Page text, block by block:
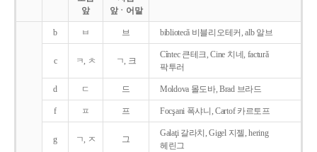
앞
앞ㆍ어말
b ㅂ 브 bibliotecǎ 비블리오테커, alb 알브
c ㅋ, ㅊ ㄱ, 크
Cîntec 큰테크, Cine 치네, facturǎ
팍투러
d ㄷ 드 Moldova 몰도바, Brad 브라드
f ㅍ 프 Focşani 폭샤니, Cartof 카르토프
g ㄱ, ㅈ 그
Galaţi 갈라치, Gigel 지젤, hering
헤린그